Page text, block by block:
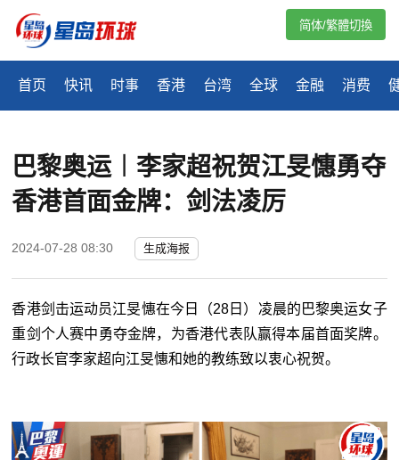
首页 快讯 时事 香港 台湾 全球 金融 消费
简体/繁體切換
巴黎奥运︱李家超祝贺江旻憓勇夺
香港首面金牌：剑法凌厉
2024-07-28 08:30 生成海报
香港剑击运动员江旻憓在今日（28日）凌晨的巴黎奥运女子
重剑个人赛中勇夺金牌，为香港代表队赢得本届首面奖牌。
行政长官李家超向江旻憓和她的教练致以衷心祝贺。